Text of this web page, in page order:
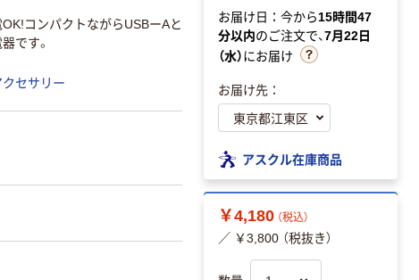
コンパクトながらUSBーAと
です。
セサリー
お届け日：今から15時間47
分以内のご注文で、7月22日
（水）にお届け
お届け先：
アスクル在庫商品
￥4,180 （税込）
／ ￥3,800 （税抜き）